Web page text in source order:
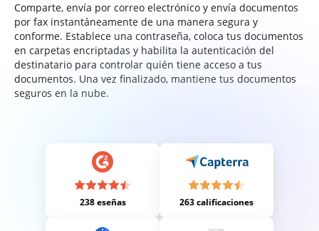
Comparte, envía por correo electrónico y envía documentos
por fax instantáneamente de una manera segura y
conforme. Establece una contraseña, coloca tus documentos
en carpetas encriptadas y habilita la autenticación del
destinatario para controlar quién tiene acceso a tus
documentos. Una vez finalizado, mantiene tus documentos
seguros en la nube.
238 eseñas 263 calificaciones